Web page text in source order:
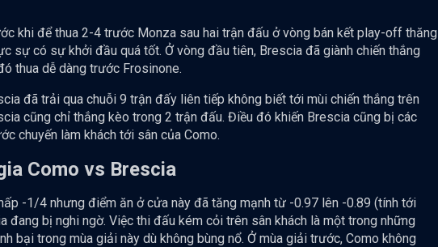
khi để thua 2-4 trước Monza sau hai trận đấu ở vòng bán kết play-off thăng
sự có sự khởi đầu quá tốt. Ở vòng đầu tiên, Brescia đã giành chiến thắng
thua dễ dàng trước Frosinone.
đã trải qua chuỗi 9 trận đấy liên tiếp không biết tới mùi chiến thắng trên
cũng chỉ thắng kèo trong 2 trận đấu. Điều đó khiến Brescia cũng bị các
chuyến làm khách tới sân của Como.
Como vs Brescia
-1/4 nhưng điểm ăn ở cửa này đã tăng mạnh từ -0.97 lên -0.89 (tính tới
đang bị nghi ngờ. Việc thi đấu kém cỏi trên sân khách là một trong những
bại trong mùa giải này dù không bùng nổ. Ở mùa giải trước, Como không